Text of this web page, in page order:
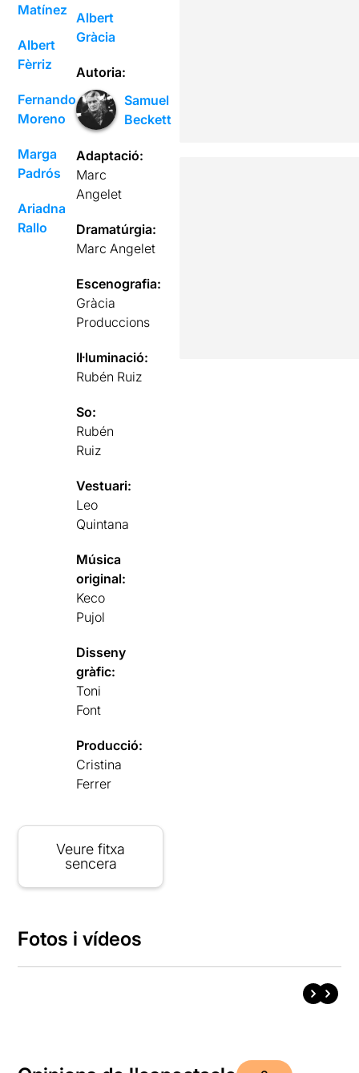
Matínez
Albert
Fèrriz
Fernando
Moreno
Marga
Padrós
Ariadna
Rallo
Albert
Gràcia
Autoria:
Samuel
Beckett
Adaptació:
Marc
Angelet
Dramatúrgia:
Marc Angelet
Escenografia:
Gràcia
Produccions
Il·luminació:
Rubén Ruiz
So:
Rubén
Ruiz
Vestuari:
Leo
Quintana
Música
original:
Keco
Pujol
Disseny
gràfic:
Toni
Font
Producció:
Cristina
Ferrer
Veure fitxa
sencera
Fotos i vídeos